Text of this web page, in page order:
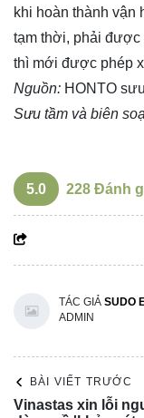
khi hoàn thành vận
tạm thời, phải được
thì mới được phép
Nguồn: HONTO
Sưu tầm và biên
5.0 228 Đánh
TÁC GIẢ SUDO
ADMIN
BÀI VIẾT TRƯỚC
Vinastas xin lỗi